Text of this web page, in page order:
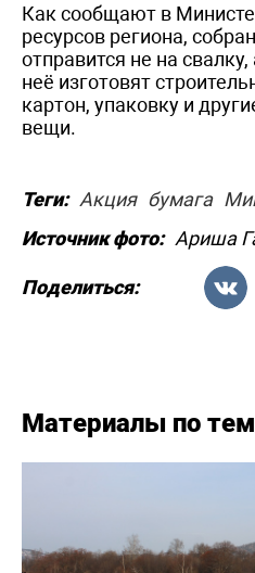
Как сообщают в
ресурсов региона,
отправится не на
неё изготовят
картон, упаковку и
вещи.
Теги: Акция бумага
Источник фото: Ариша
Поделиться:
Материалы по